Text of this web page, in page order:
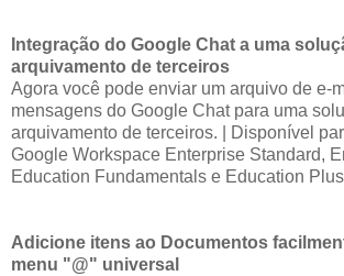
Integração do Google Chat a uma
arquivamento de terceiros
Agora você pode enviar um arquivo de e-
mensagens do Google Chat para uma
arquivamento de terceiros. | Disponível
Google Workspace Enterprise Standard,
Education Fundamentals e Education
Adicione itens ao Documentos
menu "@" universal